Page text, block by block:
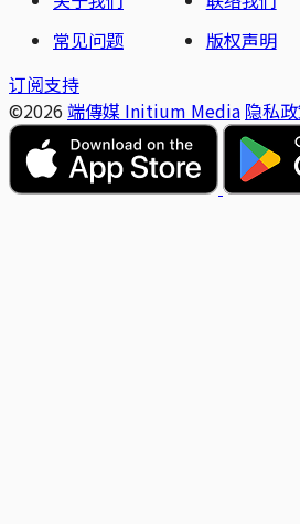
常见问题
版权声明
订阅支持
©2026 端傳媒 Initium Media 隐私